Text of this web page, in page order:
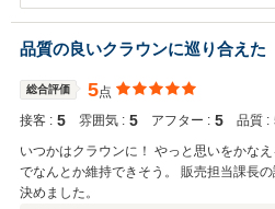
品質の良いクラウンに巡り合えた
総合評価 5点
接客 : 5 雰囲気 : 5 アフター : 5 品質 :
いつかはクラウンに！ やっと思いをかな
でなんとか維持できそう。 販売担当課長
決めました。